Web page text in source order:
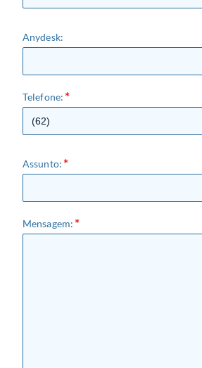
Anydesk:
Telefone:
Assunto:
Mensagem: